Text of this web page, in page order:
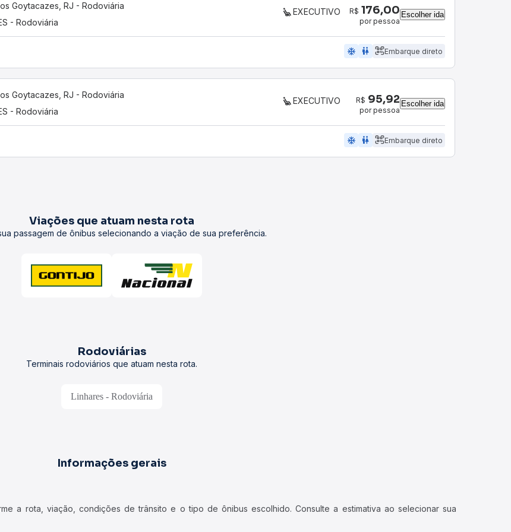
Goytacazes, RJ - Rodoviária
- Rodoviária
EXECUTIVO R$ 176,00
por pessoa
Escolher ida
ac_unit wc Embarque direto
Goytacazes, RJ - Rodoviária
- Rodoviária
EXECUTIVO R$ 95,92
por pessoa
Escolher ida
ac_unit wc Embarque direto
Viações que atuam nesta rota
passagem de ônibus selecionando a viação de sua preferência.
Rodoviárias
Terminais rodoviários que atuam nesta rota.
Linhares - Rodoviária
Informações gerais
a rota, viação, condições de trânsito e o tipo de ônibus escolhido. Consulte a estimativa ao selecionar sua